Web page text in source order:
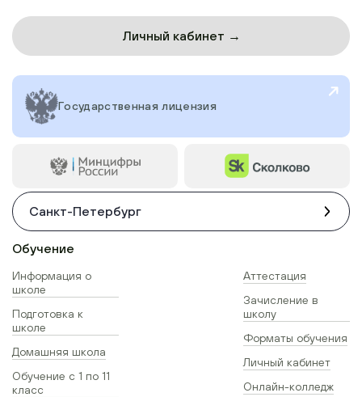
Личный кабинет →
Государственная лицензия
Санкт-Петербург
Обучение
Информация о
школе
Подготовка к
школе
Домашняя школа
Обучение с 1 по 11
класс
Аттестация
Зачисление в
школу
Форматы обучения
Личный кабинет
Онлайн-колледж